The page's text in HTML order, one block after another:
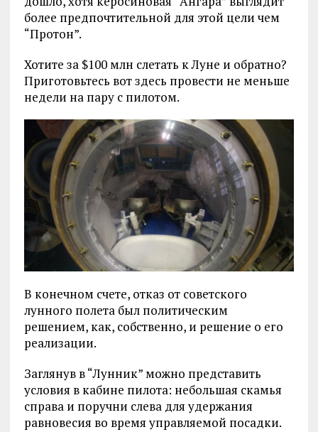
более предпочтительной для этой цели чем
“Протон”.
Хотите за $100 млн слетать к Луне и обратно?
Приготовьтесь вот здесь провести не меньше
недели на пару с пилотом.
В конечном счете, отказ от советского
лунного полета был политическим
решением, как, собственно, и решение о его
реализации.
Заглянув в “Лунник” можно представить
условия в кабине пилота: небольшая скамья
справа и поручни слева для удержания
равновесия во время управляемой посадки.